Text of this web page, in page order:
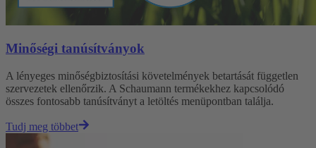
Minőségi tanúsítványok
A lényeges minőségbiztosítási követelmények betartását független
szervezetek ellenőrzik. A Schaumann termékekhez kapcsolódó
összes fontosabb tanúsítványt a letöltés menüpontban találja.
Tudj meg többet